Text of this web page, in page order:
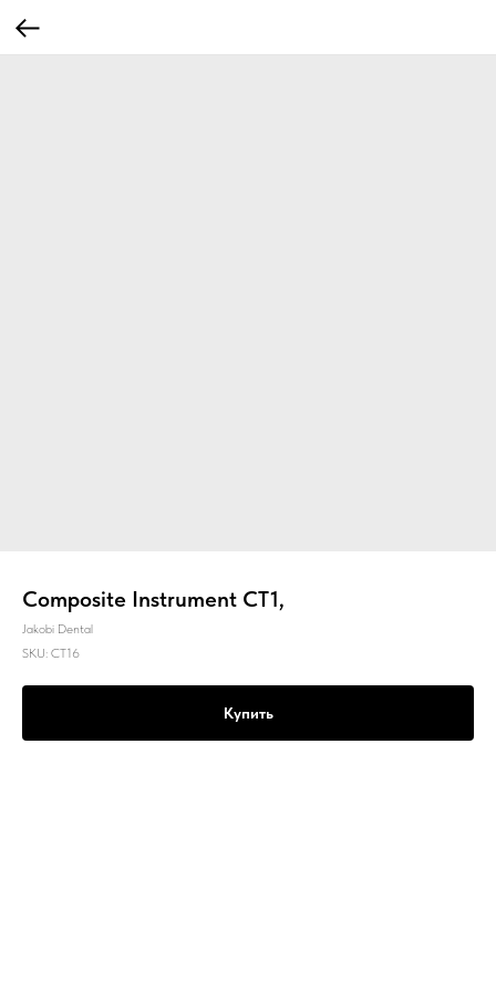
Composite Instrument CT1,
Jakobi Dental
SKU: CT16
Купить